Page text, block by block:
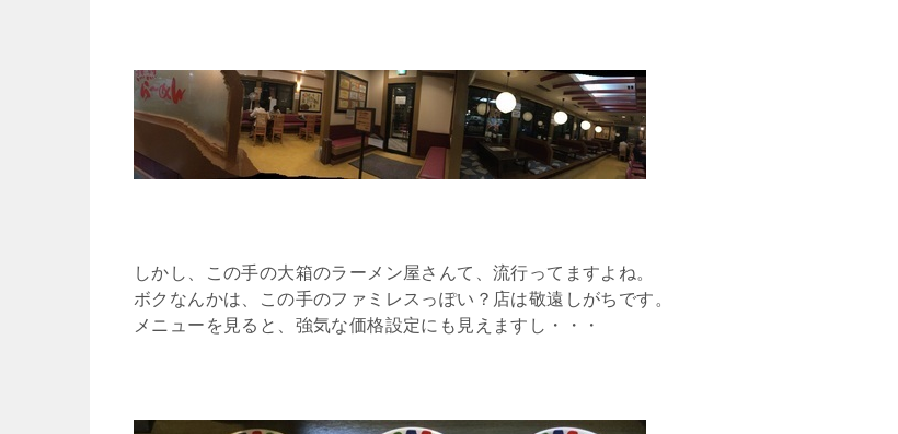
しかし、この手の大箱のラーメン屋さんて、流行ってますよね。
ボクなんかは、この手のファミレスっぽい？店は敬遠しがちです。
メニューを見ると、強気な価格設定にも見えますし・・・